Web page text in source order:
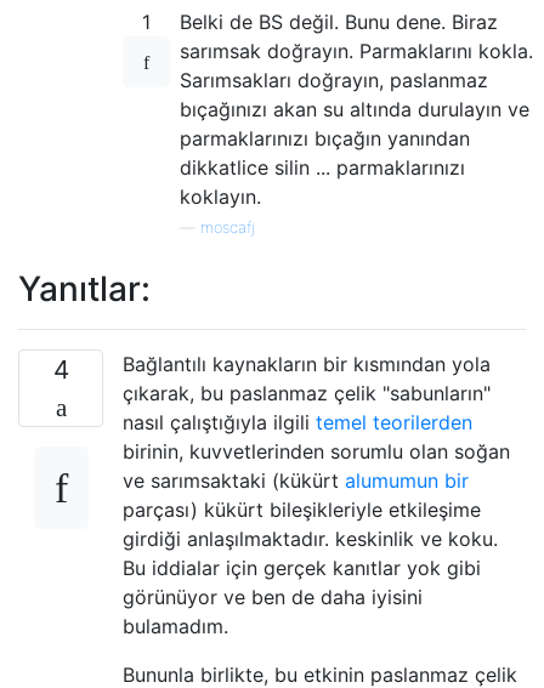
1
Belki de BS değil. Bunu dene. Biraz
sarımsak doğrayın. Parmaklarını kokla.
Sarımsakları doğrayın, paslanmaz
bıçağınızı akan su altında durulayın ve
parmaklarınızı bıçağın yanından
dikkatlice silin ... parmaklarınızı
koklayın.
moscafj
Yanıtlar:
4
Bağlantılı kaynakların bir kısmından yola
çıkarak, bu paslanmaz çelik "sabunların"
nasıl çalıştığıyla ilgili temel teorilerden
birinin, kuvvetlerinden sorumlu olan soğan
ve sarımsaktaki (kükürt alumumun bir
parçası) kükürt bileşikleriyle etkileşime
girdiği anlaşılmaktadır. keskinlik ve koku.
Bu iddialar için gerçek kanıtlar yok gibi
görünüyor ve ben de daha iyisini
bulamadım.
Bununla birlikte, bu etkinin paslanmaz çelik